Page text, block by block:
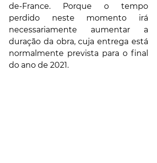
de-France. Porque o tempo
perdido neste momento irá
necessariamente aumentar a
duração da obra, cuja entrega está
normalmente prevista para o final
do ano de 2021.